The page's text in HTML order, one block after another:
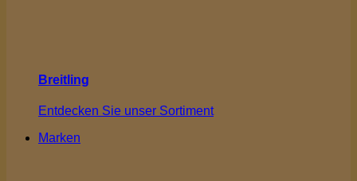
Breitling
Entdecken Sie unser Sortiment
Marken